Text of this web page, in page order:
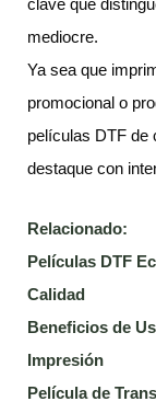
clave que
mediocre.
Ya sea que
promocional o
películas DTF de
destaque con
Relacionado:
Películas DTF
Calidad
Beneficios de
Impresión
Película de